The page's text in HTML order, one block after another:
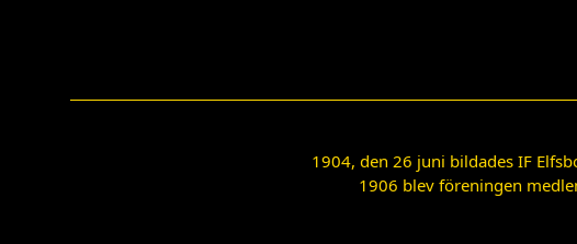
1904, den 26 juni bildades IF
1906 blev föreningen